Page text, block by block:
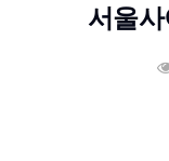
서울